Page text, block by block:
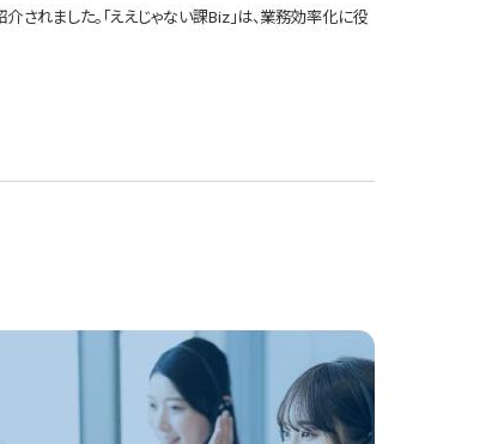
れました。「ええじゃない課Biz」は、業務効率化に役